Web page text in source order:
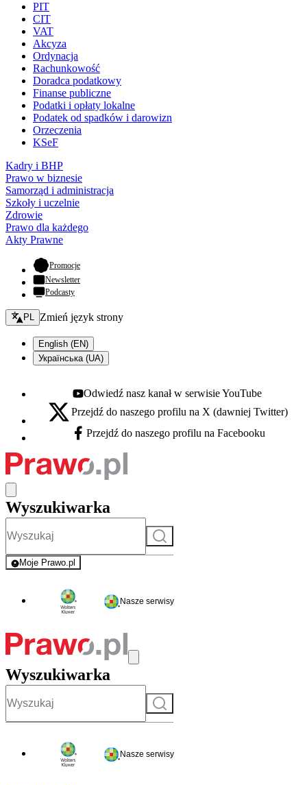
PIT
CIT
VAT
Akcyza
Ordynacja
Rachunkowość
Doradca podatkowy
Finanse publiczne
Podatki i opłaty lokalne
Podatek od spadków i darowizn
Orzeczenia
KSeF
Kadry i BHP
Prawo w biznesie
Samorząd i administracja
Szkoły i uczelnie
Zdrowie
Prawo dla każdego
Akty Prawne
Promocje- otwiera się w nowej karcie
Newsletter
Podcasty
Zmień język - bieżący:
PL Zmień język strony
English (EN)
Українська (UA)
Youtube - otwiera się w nowej karcie
Odwiedź nasz kanał w serwisie YouTube
X - otwiera się w nowej karcie
Przejdź do naszego profilu na X (dawniej Twitter)
Facebook - otwiera się w nowej karcie
Przejdź do naszego profilu na Facebooku
Wyszukiwarka
Szukaj
Moje Prawo.pl
- rejestracja i logowanie do serwisu
Nasze serwisy
Wyszukiwarka
Szukaj
Nasze serwisy